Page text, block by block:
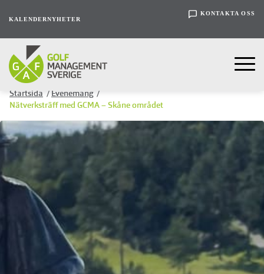
KALENDERNYHETER
KONTAKTA OSS
Startsida / Evenemang /
Nätverksträff med GCMA – Skåne området